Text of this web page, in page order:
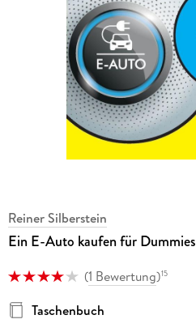
Reiner Silberstein
Ein E-Auto kaufen für Dummies
(1 Bewertung)15
Taschenbuch